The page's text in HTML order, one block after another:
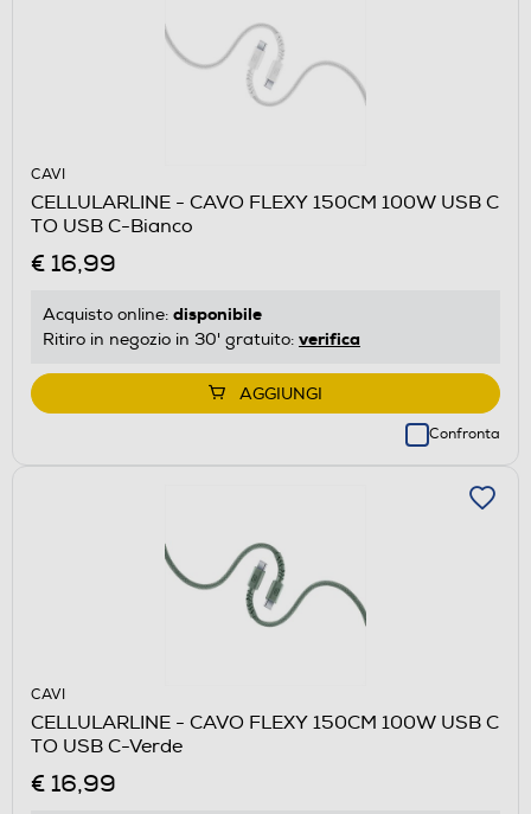
CAVI
CELLULARLINE - CAVO FLEXY 150CM 100W USB C
TO USB C-Bianco
€ 16,99
Acquisto online: disponibile
Ritiro in negozio in 30' gratuito: verifica
AGGIUNGI
Confronta
CAVI
CELLULARLINE - CAVO FLEXY 150CM 100W USB C
TO USB C-Verde
€ 16,99